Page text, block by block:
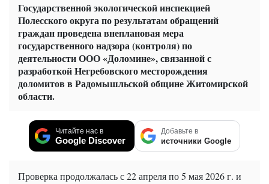
Государственной экологической инспекцией
Полесского округа по результатам обращений
граждан проведена внеплановая мера
государственного надзора (контроля) по
деятельности ООО «Доломине», связанной с
разработкой Негребовского месторождения
доломитов в Радомышльской общине Житомирской
области.
Читайте нас в
Google Discover
Добавьте в
источники Google
Проверка продолжалась с 22 апреля по 5 мая 2026 г. и